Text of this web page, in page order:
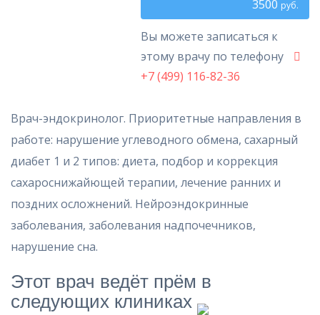
3500 руб.
Вы можете записаться к
этому врачу по телефону
+7 (499) 116-82-36
Врач-эндокринолог. Приоритетные направления в
работе: нарушение углеводного обмена, сахарный
диабет 1 и 2 типов: диета, подбор и коррекция
сахароснижайющей терапии, лечение ранних и
поздних осложнений. Нейроэндокринные
заболевания, заболевания надпочечников,
нарушение сна.
Этот врач ведёт прём в
следующих клиниках